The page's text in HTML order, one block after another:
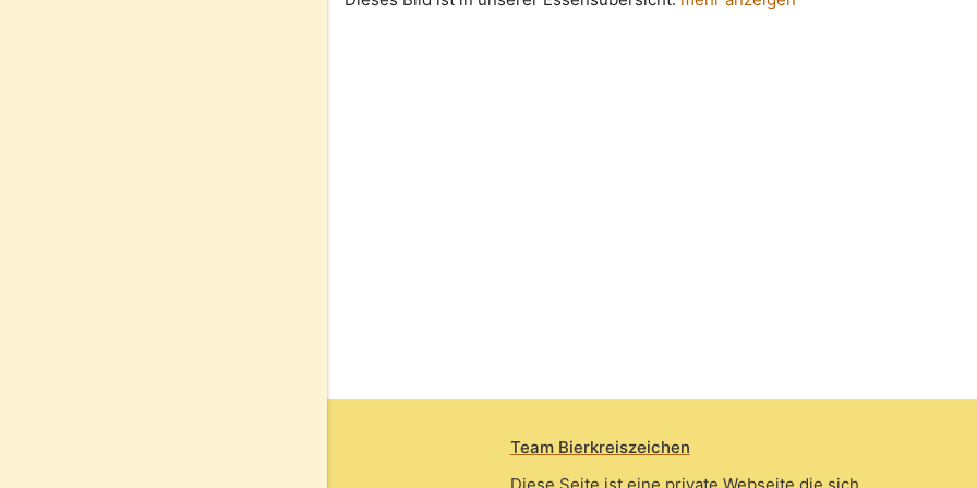
Team Bierkreiszeichen
Diese Seite ist eine private Webseite die sich